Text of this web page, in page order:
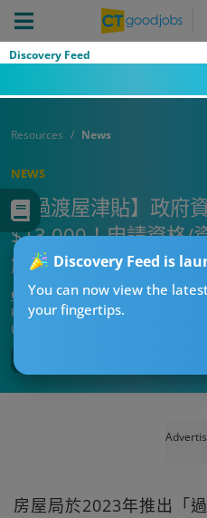
Discovery Feed
Discovery Feed is
You can now view the
your fingertips.
Resources News
NEWS
【過渡屋津貼】政府
$13,000！申請資格/
解構 助你輕鬆搬屋！
CT熱話管理員
Published:2026-08-02 05:06
Updated:
房屋局於2023年推出「